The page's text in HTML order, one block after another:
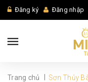
Đăng ký Đăng nhập
Trang chủ Sơn Thủy